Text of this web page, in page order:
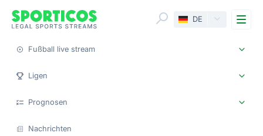
DE
Fußball live stream
Ligen
Prognosen
Nachrichten